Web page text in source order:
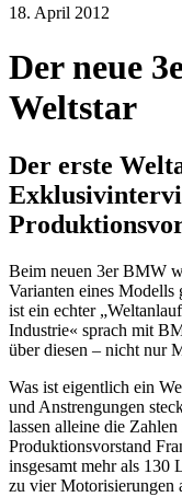
18. April 2012
Der neue
Weltstar
Der erste
Beim neuen 3er BMW
Varianten eines
ist ein echter
Industrie« sprach mit
über diesen – nicht nur
Was ist eigentlich ein
und Anstrengungen
lassen alleine die
Produktionsvorstand
insgesamt mehr als 130
zu vier Motorisierungen